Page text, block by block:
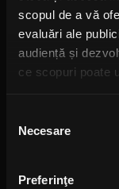
scopul de a vă
evaluări ale
audiență și
ce scopuri poate
Să
Să vă
consimțământului
Necesare
Preferinţe